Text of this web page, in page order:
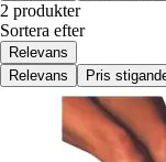
2 produkter
Sortera efter
Relevans
Relevans
Pris